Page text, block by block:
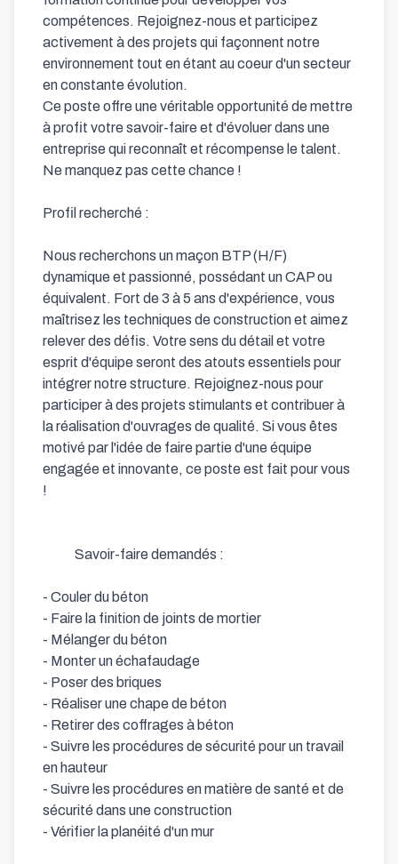
compétences. Rejoignez-nous et participez
activement à des projets qui façonnent notre
environnement tout en étant au coeur d'un secteur
en constante évolution.
Ce poste offre une véritable opportunité de mettre
à profit votre savoir-faire et d'évoluer dans une
entreprise qui reconnaît et récompense le talent.
Ne manquez pas cette chance !
Profil recherché :
Nous recherchons un maçon BTP (H/F)
dynamique et passionné, possédant un CAP ou
équivalent. Fort de 3 à 5 ans d'expérience, vous
maîtrisez les techniques de construction et aimez
relever des défis. Votre sens du détail et votre
esprit d'équipe seront des atouts essentiels pour
intégrer notre structure. Rejoignez-nous pour
participer à des projets stimulants et contribuer à
la réalisation d'ouvrages de qualité. Si vous êtes
motivé par l'idée de faire partie d'une équipe
engagée et innovante, ce poste est fait pour vous
!
- Couler du béton
- Faire la finition de joints de mortier
- Mélanger du béton
- Monter un échafaudage
- Poser des briques
- Réaliser une chape de béton
- Retirer des coffrages à béton
- Suivre les procédures de sécurité pour un travail
en hauteur
- Suivre les procédures en matière de santé et de
sécurité dans une construction
- Vérifier la planéité d'un mur